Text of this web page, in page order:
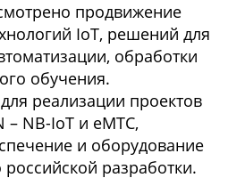
продвижение
IoT, решений для
обработки
обучения.
реализации проектов
– NB-IoT и eMTC,
и оборудование
разработки.